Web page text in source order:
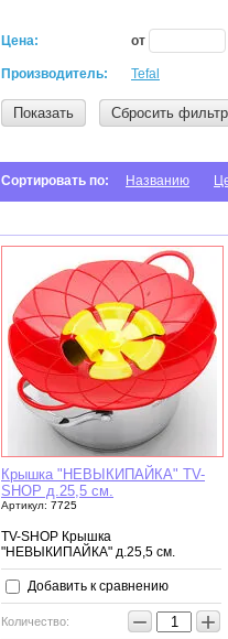
Цена: от
Производитель: Tefal
Показать Сбросить фильтр
Сортировать по: Названию
Крышка "НЕВЫКИПАЙКА" TV-
SHOP д.25,5 см.
Артикул: 7725
TV-SHOP Крышка
"НЕВЫКИПАЙКА" д.25,5 см.
Добавить к сравнению
Количество: − +